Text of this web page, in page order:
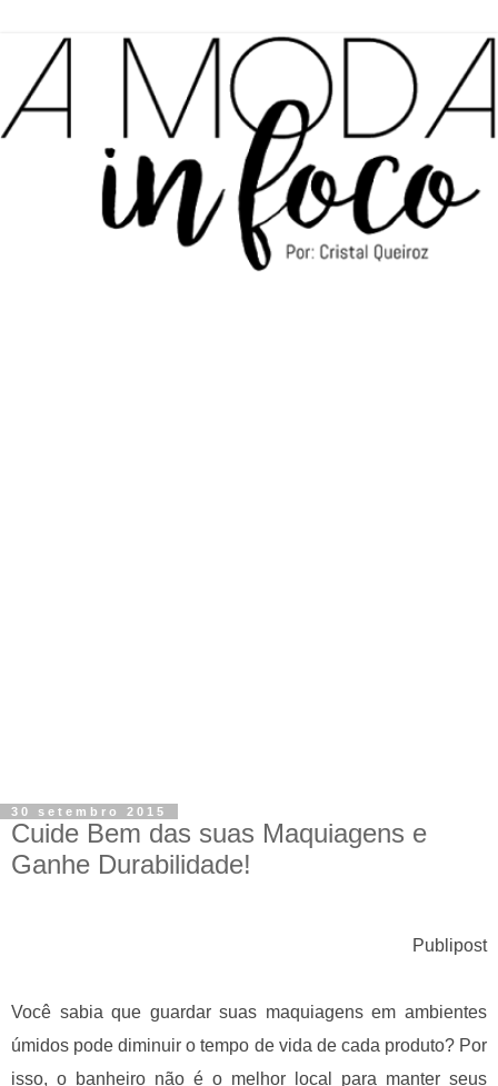
30 setembro 2015
Cuide Bem das suas Maquiagens e
Ganhe Durabilidade!
Publipost
Você sabia que guardar suas maquiagens em ambientes
úmidos pode diminuir o tempo de vida de cada produto? Por
isso, o banheiro não é o melhor local para manter seus